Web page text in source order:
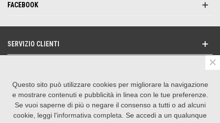
FACEBOOK
SERVIZIO CLIENTI
SEGUICI SU
CONTATTACI
Questo sito può utilizzare cookies per migliorare la navigazione
e mostrare contenuti e pubblicità in linea con le tue preferenze.
Se vuoi saperne di più o negare il consenso a tutti o ad alcuni
cookie, leggi l'informativa completa . Se accedi a un qualunque
×